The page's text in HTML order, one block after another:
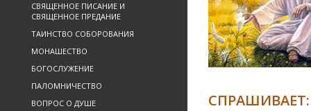
СВЯЩЕННОЕ ПИСАНИЕ И
СВЯЩЕННОЕ ПРЕДАНИЕ
ТАИНСТВО СОБОРОВАНИЯ
МОНАШЕСТВО
БОГОСЛУЖЕНИЕ
ПАЛОМНИЧЕСТВО
ВОПРОС О ДУШЕ
СПРАШИВАЕТ: